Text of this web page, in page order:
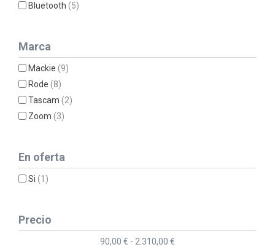
Bluetooth(5)
Marca
Mackie(9)
Rode(8)
Tascam(2)
Zoom(3)
En oferta
Si(1)
Precio
90,00 € - 2.310,00 €